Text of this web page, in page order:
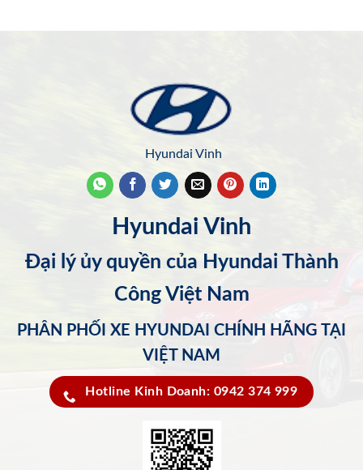
Hyundai Vinh
Hyundai Vinh
Đại lý ủy quyền của Hyundai Thành
Công Việt Nam
PHÂN PHỐI XE HYUNDAI CHÍNH HÃNG TẠI
VIỆT NAM
Hotline Kinh Doanh: 0942 374 999